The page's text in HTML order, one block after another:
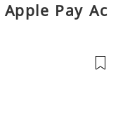
Pay Ac